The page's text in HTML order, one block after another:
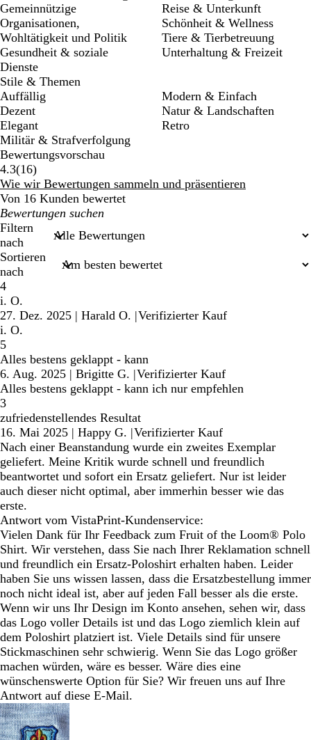
Gemeinnützige
Organisationen,
Wohltätigkeit und Politik
Gesundheit & soziale
Dienste
Reise & Unterkunft
Schönheit & Wellness
Tiere & Tierbetreuung
Unterhaltung & Freizeit
Stile & Themen
Auffällig
Dezent
Elegant
Militär & Strafverfolgung
Modern & Einfach
Natur & Landschaften
Retro
Bewertungsvorschau
4.3(1616
Bewertungen
)
Wie wir Bewertungen sammeln und präsentieren
Von 16 Kunden bewertet
Meine
Sucheingaben
Filtern
nach
Sortieren
nach
4
i. O.
27. Dez. 2025 | Harald O. |Verifizierter Kauf
i. O.
5
Alles bestens geklappt - kann
6. Aug. 2025 | Brigitte G. |Verifizierter Kauf
Alles bestens geklappt - kann ich nur empfehlen
3
zufriedenstellendes Resultat
16. Mai 2025 | Happy G. |Verifizierter Kauf
Nach einer Beanstandung wurde ein zweites Exemplar
geliefert. Meine Kritik wurde schnell und freundlich
beantwortet und sofort ein Ersatz geliefert. Nur ist leider
auch dieser nicht optimal, aber immerhin besser wie das
erste.
Antwort vom VistaPrint-Kundenservice:
Vielen Dank für Ihr Feedback zum Fruit of the Loom® Polo
Shirt. Wir verstehen, dass Sie nach Ihrer Reklamation schnell
und freundlich ein Ersatz-Poloshirt erhalten haben. Leider
haben Sie uns wissen lassen, dass die Ersatzbestellung immer
noch nicht ideal ist, aber auf jeden Fall besser als die erste.
Wenn wir uns Ihr Design im Konto ansehen, sehen wir, dass
das Logo voller Details ist und das Logo ziemlich klein auf
dem Poloshirt platziert ist. Viele Details sind für unsere
Stickmaschinen sehr schwierig. Wenn Sie das Logo größer
machen würden, wäre es besser. Wäre dies eine
wünschenswerte Option für Sie? Wir freuen uns auf Ihre
Antwort auf diese E-Mail.